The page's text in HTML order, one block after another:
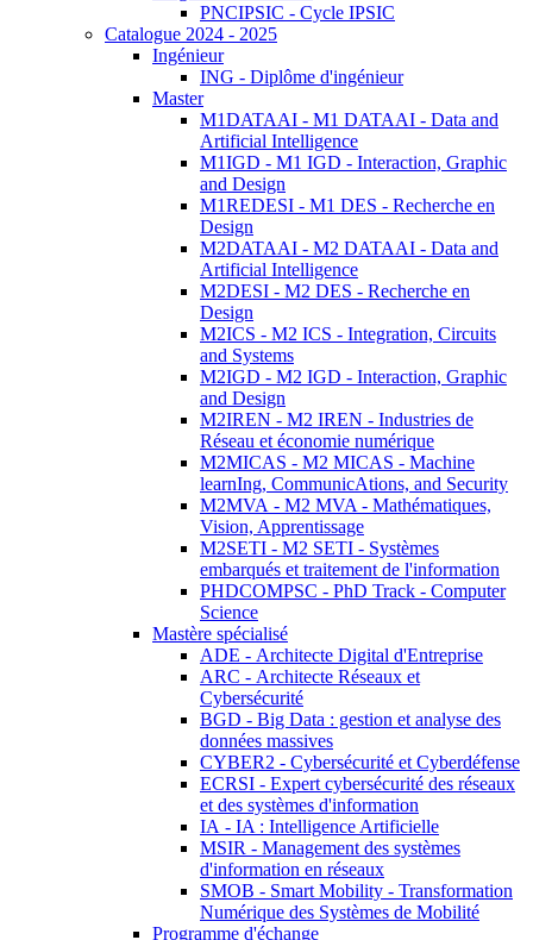
PNCIPSIC - Cycle IPSIC
Catalogue 2024 - 2025
Ingénieur
ING - Diplôme d'ingénieur
Master
M1DATAAI - M1 DATAAI - Data and
Artificial Intelligence
M1IGD - M1 IGD - Interaction, Graphic
and Design
M1REDESI - M1 DES - Recherche en
Design
M2DATAAI - M2 DATAAI - Data and
Artificial Intelligence
M2DESI - M2 DES - Recherche en
Design
M2ICS - M2 ICS - Integration, Circuits
and Systems
M2IGD - M2 IGD - Interaction, Graphic
and Design
M2IREN - M2 IREN - Industries de
Réseau et économie numérique
M2MICAS - M2 MICAS - Machine
learnIng, CommunicAtions, and Security
M2MVA - M2 MVA - Mathématiques,
Vision, Apprentissage
M2SETI - M2 SETI - Systèmes
embarqués et traitement de l'information
PHDCOMPSC - PhD Track - Computer
Science
Mastère spécialisé
ADE - Architecte Digital d'Entreprise
ARC - Architecte Réseaux et
Cybersécurité
BGD - Big Data : gestion et analyse des
données massives
CYBER2 - Cybersécurité et Cyberdéfense
ECRSI - Expert cybersécurité des réseaux
et des systèmes d'information
IA - IA : Intelligence Artificielle
MSIR - Management des systèmes
d'information en réseaux
SMOB - Smart Mobility - Transformation
Numérique des Systèmes de Mobilité
Programme d'échange